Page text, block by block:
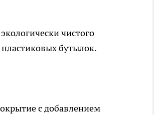
чистого
бутылок.
с добавлением